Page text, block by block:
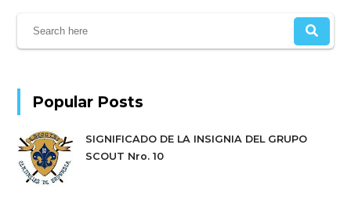
Popular Posts
SIGNIFICADO DE LA INSIGNIA DEL GRUPO
SCOUT Nro. 10